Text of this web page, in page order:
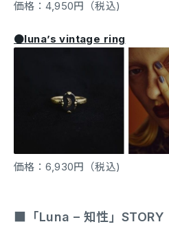
価格：4,950円（税込)
●luna’s vintage ring
価格：6,930円（税込)
■「Luna – 知性」STORY